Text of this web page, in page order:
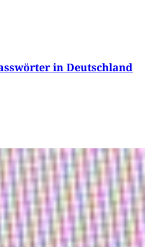
in Deutschland